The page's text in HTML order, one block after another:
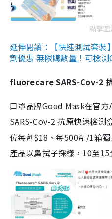
點擊
延伸閱讀：【快速測試套裝
劑優惠 無限購數量！可檢
fluorecare SARS-Cov-2
口罩品牌Good Mask在官
SARS-Cov-2 抗原快速檢測
位每劑$18、每500劑/1箱
產品以鼻拭子採樣，10至15